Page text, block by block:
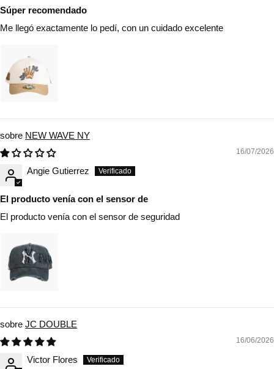
Súper recomendado
Me llegó exactamente lo pedí, con un cuidado excelente
NEW WAVE NY
16/07/2026
Angie Gutierrez
El producto venía con el sensor de
El producto venía con el sensor de seguridad
JC DOUBLE
16/06/2026
Victor Flores